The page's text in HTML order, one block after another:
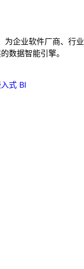
为企业软件厂商、行业
数据智能引擎。
式 BI